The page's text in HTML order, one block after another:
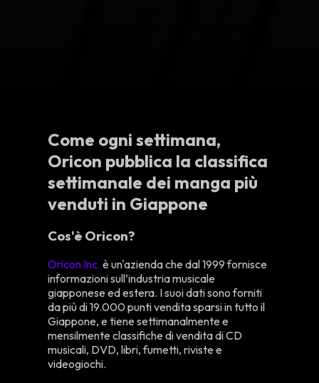
Come ogni settimana,
Oricon pubblica la classifica
settimanale dei manga più
venduti in Giappone
Cos'è Oricon?
Oricon Inc. è un'azienda che dal 1999 fornisce
informazioni sull’industria musicale
giapponese ed estera. I suoi dati sono forniti
da più di 19.000 punti vendita sparsi in tutto il
Giappone, e tiene settimanalmente e
mensilmente classifiche di vendita di CD
musicali, DVD, libri, fumetti, riviste e
videogiochi.